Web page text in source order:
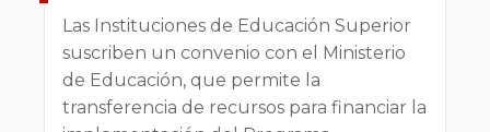
Las Instituciones de Educación Superior
suscriben un convenio con el Ministerio
de Educación, que permite la
transferencia de recursos para financiar la